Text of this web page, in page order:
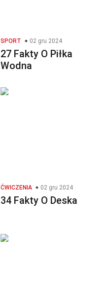
SPORT 02 gru 2024
27 Fakty O Piłka
Wodna
ĆWICZENIA 02 gru 2024
34 Fakty O Deska